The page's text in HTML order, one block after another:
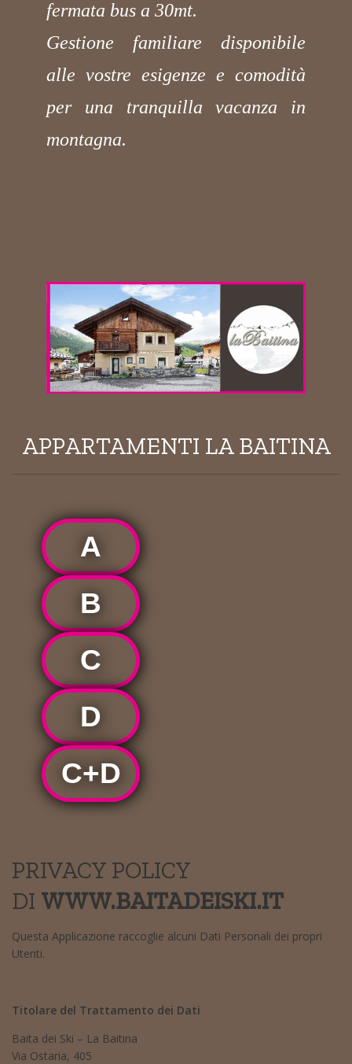
fermata bus a 30mt.
Gestione familiare disponibile
alle vostre esigenze e comodità
per una tranquilla vacanza in
montagna.
APPARTAMENTI LA BAITINA
A
B
C
D
C+D
PRIVACY POLICY
DI WWW.BAITADEISKI.IT
Questa Applicazione raccoglie alcuni Dati Personali dei propri
Utenti.
Titolare del Trattamento dei Dati
Baita dei Ski – La Baitina
Via Ostaria, 405